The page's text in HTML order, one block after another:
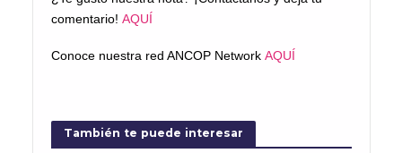
comentario! AQUÍ
Conoce nuestra red ANCOP Network AQUÍ
También te puede interesar